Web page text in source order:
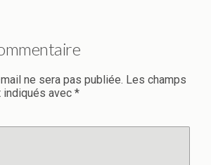
ne sera pas publiée. Les champs
avec *